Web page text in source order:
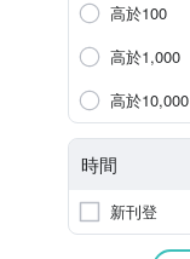
高於100
高於1,000
高於10,000
時間
新刊登